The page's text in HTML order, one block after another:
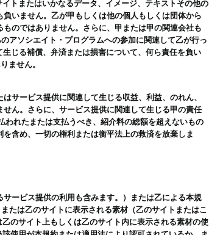
トまたはいかなるデータ、イメージ、テキストその他の
いません。乙が甲もしくは他の個人もしくは団体から
のではありません。さらに、甲または甲の関連会社も
アソシエイト・プログラムへの参加に関連して乙が行っ
じる補償、弁済または損害について、何ら責任を負い
ません。
サービス提供に関連して生じる収益、利益、のれん、
ん。さらに、サービス提供に関連して生じる甲の責任
れたまたは支払うべき、紹介料の総額を超えないもの
含め、一切の権利または衡平法上の救済を放棄しま
ービス提供の利用も含みます。）または乙による本規
たは乙のサイトに表示される素材（乙のサイトまたはこ
のサイト上もしくは乙のサイト内に表示される素材の使